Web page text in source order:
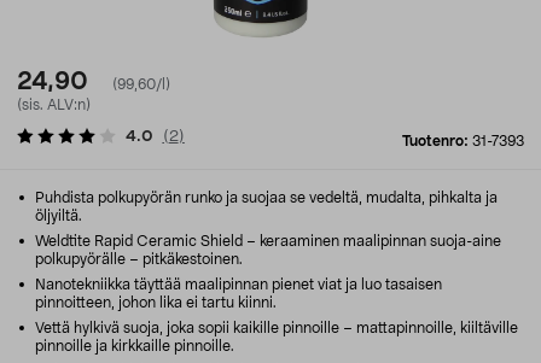
24,90
(99,60/l)
(sis. ALV:n)
Tuotenro: 31-7393
4.0 ( 2)
Puhdista polkupyörän runko ja suojaa se vedeltä, mudalta, pihkalta ja
öljyiltä.
Weldtite Rapid Ceramic Shield – keraaminen maalipinnan suoja-aine
polkupyörälle – pitkäkestoinen.
Nanotekniikka täyttää maalipinnan pienet viat ja luo tasaisen
pinnoitteen, johon lika ei tartu kiinni.
Vettä hylkivä suoja, joka sopii kaikille pinnoille – mattapinnoille, kiiltäville
pinnoille ja kirkkaille pinnoille.